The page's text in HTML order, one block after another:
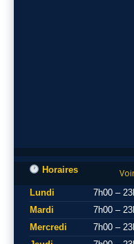
Horaires
Lundi
7h00 –
Mardi
7h00 –
Mercredi
7h00 –